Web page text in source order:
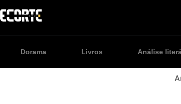
Dorama Livros Análise